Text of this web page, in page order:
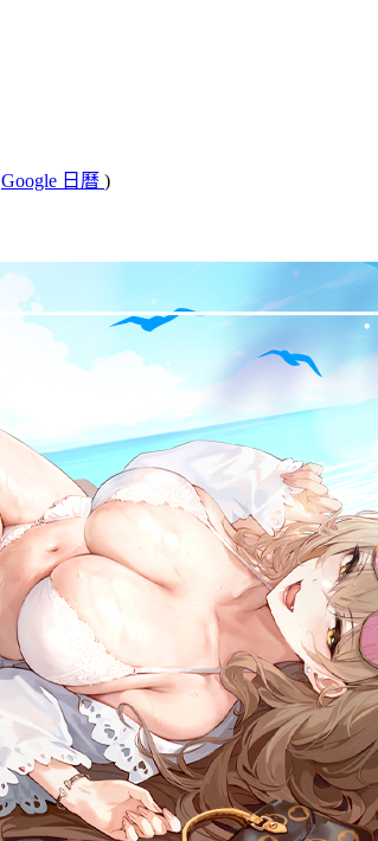
Google 日曆 )